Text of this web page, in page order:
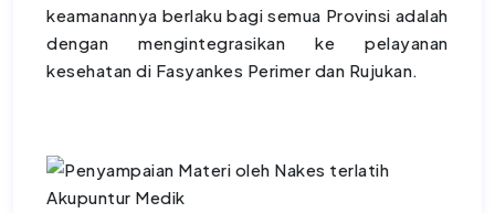
keamanannya berlaku bagi semua Provinsi adalah
dengan mengintegrasikan ke pelayanan
kesehatan di Fasyankes Perimer dan Rujukan.